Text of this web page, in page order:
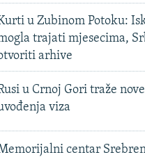
u Zubinom Potoku:
trajati mjesecima,
arhive
u Crnoj Gori traže
viza
centar